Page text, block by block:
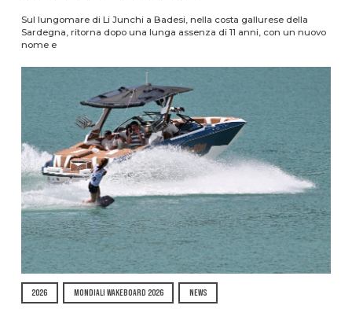
Sul lungomare di Li Junchi a Badesi, nella costa gallurese della
Sardegna, ritorna dopo una lunga assenza di 11 anni, con un nuovo
nome e
2026 MONDIALI WAKEBOARD 2026 NEWS